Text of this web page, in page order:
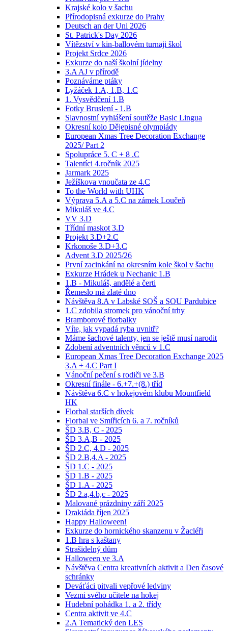
Krajské kolo v šachu
Přírodopisná exkurze do Prahy
Deutsch an der Uni 2026
St. Patrick's Day 2026
Vítězství v kin-ballovém turnaji škol
Projekt Srdce 2026
Exkurze do naší školní jídelny
3.A AJ v přírodě
Poznáváme ptáky
Lyžáček 1.A, 1.B, 1.C
1. Vysvědčení 1.B
Fotky Bruslení - 1.B
Slavnostní vyhlášení soutěže Basic Lingua
Okresní kolo Dějepisné olympiády
European Xmas Tree Decoration Exchange
2025/ Part 2
Spolupráce 5. C + 8 .C
Talentíci 4.ročník 2025
Jarmark 2025
Ježíškova vnoučata ze 4.C
To the World with UHK
Výprava 5.A a 5.C na zámek Loučeň
Mikuláš ve 4.C
VV 3.D
Třídní maskot 3.D
Projekt 3.D+2.C
Krkonoše 3.D+3.C
Advent 3.D 2025/26
První zacinkání na okresním kole škol v šachu
Exkurze Hrádek u Nechanic 1.B
1.B - Mikuláš, andělé a čerti
Řemeslo má zlaté dno
Návštěva 8.A v Labské SOŠ a SOU Pardubice
1.C zdobila stromek pro vánoční trhy
Bramborové florbalky
Víte, jak vypadá ryba uvnitř?
Máme šachové talenty, jen se ještě musí narodit
Zdobení adventních věnců v 1.C
European Xmas Tree Decoration Exchange 2025
3.A + 4.C Part I
Vánoční pečení s rodiči ve 3.B
Okresní finále - 6.+7.+(8.) tříd
Návštěva 6.C v hokejovém klubu Mountfield
HK
Florbal starších dívek
Florbal ve Smiřicích 6. a 7. ročníků
ŠD 3.B, C - 2025
ŠD 3.A,B - 2025
ŠD 2.C, 4.D - 2025
ŠD 2.B,4.A - 2025
ŠD 1.C - 2025
ŠD 1.B - 2025
ŠD 1.A - 2025
ŠD 2.a,4.b,c - 2025
Malované prázdniny září 2025
Drakiáda říjen 2025
Happy Halloween!
Exkurze do hornického skanzenu v Žacléři
1.B hra s kaštany
Strašidelný dům
Halloween ve 3.A
Návštěva Centra kreativních aktivit a Den časové
schránky
Deváťáci pitvali vepřové ledviny
Vezmi svého učitele na hokej
Hudební pohádka 1. a 2. třídy
Centra aktivit ve 4.C
2.A Tematický den LES